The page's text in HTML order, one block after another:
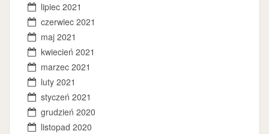
lipiec 2021
czerwiec 2021
maj 2021
kwiecień 2021
marzec 2021
luty 2021
styczeń 2021
grudzień 2020
listopad 2020